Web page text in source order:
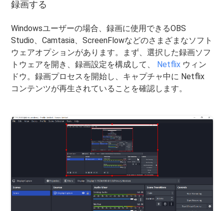
録画する
Windowsユーザーの場合、録画に使用できるOBS
Studio、Camtasia、ScreenFlowなどのさまざまなソフト
ウェアオプションがあります。まず、選択した録画ソフ
トウェアを開き、録画設定を構成して、 Netflix ウィン
ドウ。録画プロセスを開始し、キャプチャ中に Netflix
コンテンツが再生されていることを確認します。